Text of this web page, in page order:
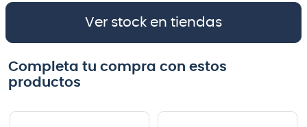
Ver stock en tiendas
Completa tu compra con estos
productos